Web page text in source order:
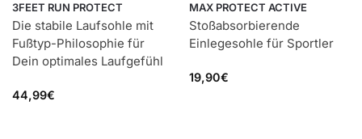
3FEET RUN PROTECT
Die stabile Laufsohle mit
Fußtyp-Philosophie für
Dein optimales Laufgefühl
44,99€
MAX PROTECT ACTIVE
Stoßabsorbierende
Einlegesohle für Sportler
19,90€